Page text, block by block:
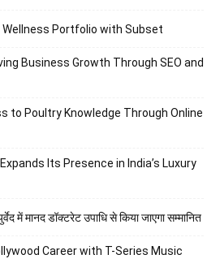
Wellness Portfolio with Subset
Business Growth Through SEO and
to Poultry Knowledge Through Online
Its Presence in India’s Luxury
में मानद डॉक्टरेट उपाधि से किया जाएगा सम्मानित
Career with T-Series Music